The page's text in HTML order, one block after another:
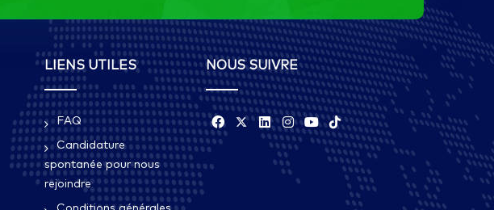
LIENS UTILES
FAQ
Candidature
spontanée pour nous
rejoindre
NOUS SUIVRE